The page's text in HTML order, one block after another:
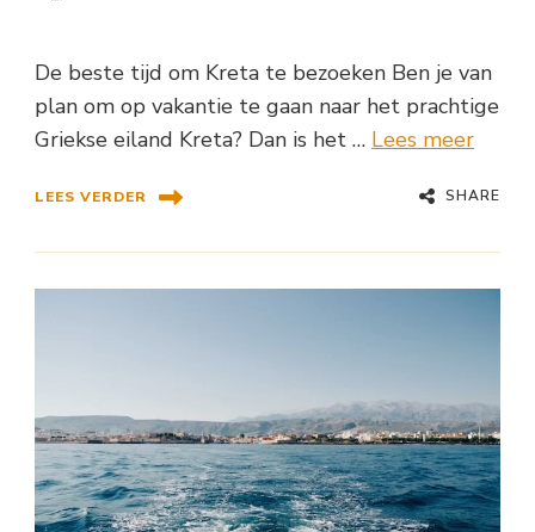
De beste tijd om Kreta te bezoeken Ben je van
plan om op vakantie te gaan naar het prachtige
Griekse eiland Kreta? Dan is het … Lees meer
LEES VERDER SHARE